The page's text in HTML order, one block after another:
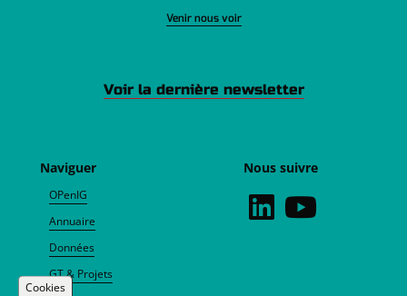
Naviguer
OPenIG
Annuaire
Données
GT & Projets
Venir nous voir
Nous suivre
Voir la dernière newsletter
Cookies